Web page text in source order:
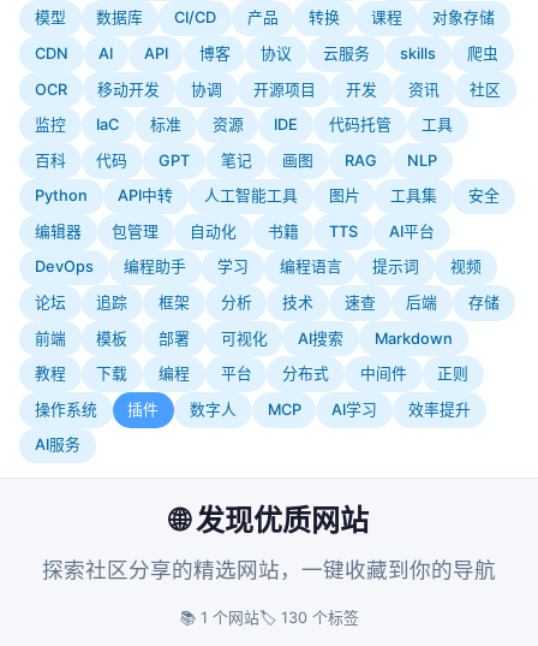
模型
数据库 CI/CD 产品 转换 课程
对象存储
CDN
AI API 博客 协议 云服务 skills
爬虫
OCR
移动开发 协调 开源项目 开发 资讯
社区
监控
IaC 标准 资源 IDE 代码托管
工具
百科
代码 GPT 笔记 画图 RAG
NLP
Python
API中转 人工智能工具 图片 工具集
安全
编辑器
包管理 自动化 书籍 TTS
AI平台
DevOps
编程助手 学习 编程语言 提示词
视频
论坛
追踪 框架 分析 技术 速查 后端
存储
前端
模板 部署 可视化 AI搜索
Markdown
教程
下载 编程 平台 分布式 中间件
正则
操作系统
插件 数字人 MCP AI学习
效率提升
AI服务
🌐 发现优质网站
探索社区分享的精选网站，一键收藏到你的导航
📚 1 个网站🏷️ 130 个标签